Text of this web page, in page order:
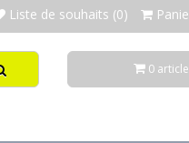
Liste de souhaits (0)
0